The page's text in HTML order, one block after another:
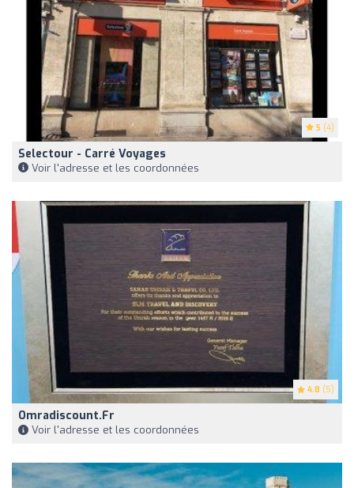
5 (4)
Selectour - Carré Voyages
Voir l'adresse et les coordonnées
4.8 (5)
Omradiscount.fr
Voir l'adresse et les coordonnées